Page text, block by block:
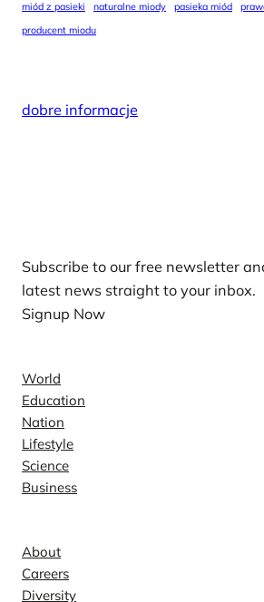
miód z pasieki
naturalne miody pasieka miód
producent miodu
dobre informacje
Subscribe to our free newsletter
latest news straight to your inbox.
Signup Now
World
Education
Nation
Lifestyle
Science
Business
About
Careers
Diversity